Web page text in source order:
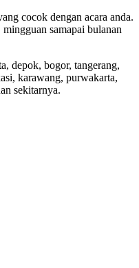
cocok dengan acara anda.
samapai bulanan
depok, bogor, tangerang,
karawang, purwakarta,
sekitarnya.